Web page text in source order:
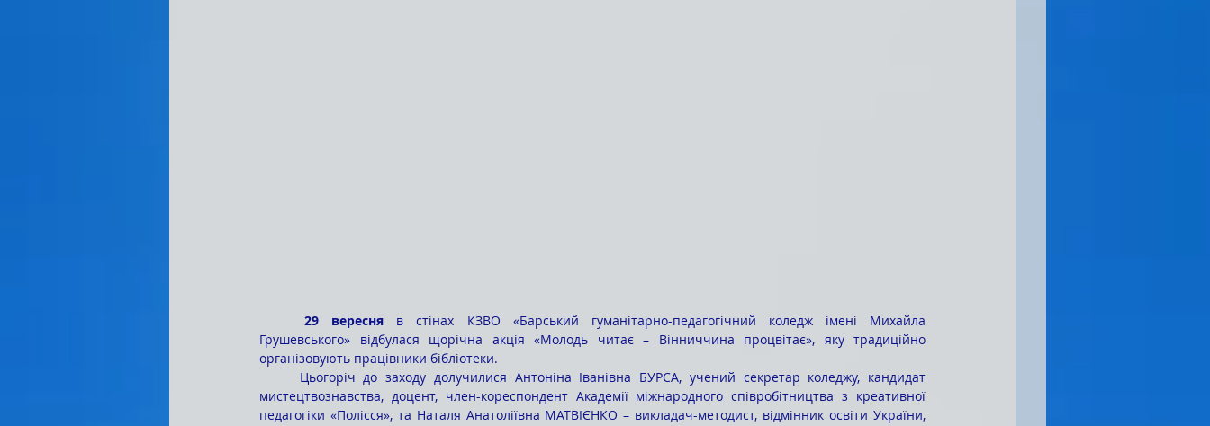
	29 вересня
в стінах КЗВО «Барський гуманітарно-педагогічний коледж імені Михайла
Грушевського» відбулася щорічна акція «Молодь читає – Вінниччина процвітає», яку традиційно
організовують працівники бібліотеки.
мистецтвознавства, доцент, член-кореспондент Академії міжнародного співробітництва з креативної
педагогіки «Полісся», та Наталя Анатоліївна МАТВІЄНКО – викладач-методист, відмінник освіти України,